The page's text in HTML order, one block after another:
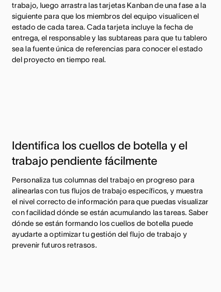
trabajo, luego arrastra las tarjetas Kanban de una fase a la
siguiente para que los miembros del equipo visualicen el
estado de cada tarea. Cada tarjeta incluye la fecha de
entrega, el responsable y las subtareas para que tu tablero
sea la fuente única de referencias para conocer el estado
del proyecto en tiempo real.
Identifica los cuellos de botella y el
trabajo pendiente fácilmente
Personaliza tus columnas del trabajo en progreso para
alinearlas con tus flujos de trabajo específicos, y muestra
el nivel correcto de información para que puedas visualizar
con facilidad dónde se están acumulando las tareas. Saber
dónde se están formando los cuellos de botella puede
ayudarte a optimizar tu gestión del flujo de trabajo y
prevenir futuros retrasos.